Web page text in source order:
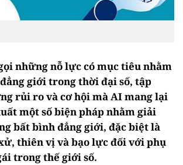
những nỗ lực có mục tiêu nhằm
giới trong thời đại số, tập
rủi ro và cơ hội mà AI mang lại
một số biện pháp nhằm giải
bất bình đẳng giới, đặc biệt là
thiên vị và bạo lực đối với phụ
trong thế giới số.